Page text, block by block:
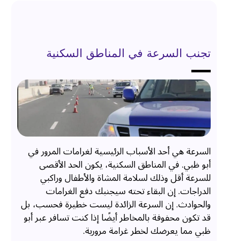
تجنب السرعة في المناطق السكنية
السرعة هي أحد الأسباب الرئيسية لغرامات المرور في
أبو ظبي. في المناطق السكنية، يكون الحد الأقصى
للسرعة أقل وذلك لسلامة المشاة والأطفال وراكبي
الدراجات. إن البقاء تحته سيجنبك دفع الغرامات
والحوادث. إن السرعة الزائدة ليست خطيرة فحسب، بل
قد تكون محفوفة بالمخاطر أيضًا إذا كنت تسافر عبر أبو
ظبي مما يعرضك لخطر غرامة مرورية.